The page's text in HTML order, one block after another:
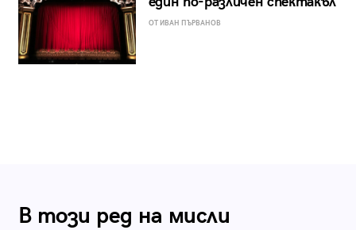
ОТ ИВАН ПЪРВАНОВ
В този ред на мисли